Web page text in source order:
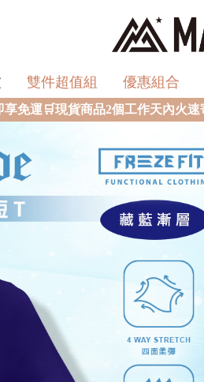
雙件超值組 優惠組合
內火速寄出🚚滿額再送限量好禮✨